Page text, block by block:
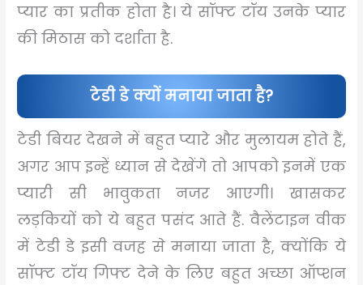
प्यार का प्रतीक होता है। ये सॉफ्ट टॉय उनके प्यार
की मिठास को दर्शाता है.
टेडी डे क्यों मनाया जाता है?
टेडी बियर देखने में बहुत प्यारे और मुलायम होते हैं,
अगर आप इन्हें ध्यान से देखेंगे तो आपको इनमें एक
प्यारी सी भावुकता नजर आएगी। खासकर
लड़कियों को ये बहुत पसंद आते हैं. वैलेंटाइन वीक
में टेडी डे इसी वजह से मनाया जाता है, क्योंकि ये
सॉफ्ट टॉय गिफ्ट देने के लिए बहुत अच्छा ऑप्शन